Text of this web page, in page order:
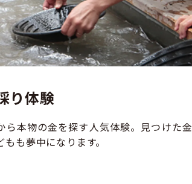
り体験
ら本物の金を探す人気体験。見つけた
もも夢中になります。